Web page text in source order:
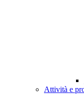
Attività e